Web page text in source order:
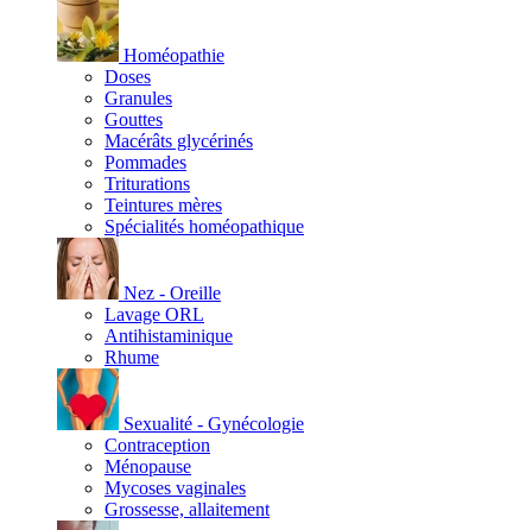
Homéopathie
Doses
Granules
Gouttes
Macérâts glycérinés
Pommades
Triturations
Teintures mères
Spécialités homéopathique
Nez - Oreille
Lavage ORL
Antihistaminique
Rhume
Sexualité - Gynécologie
Contraception
Ménopause
Mycoses vaginales
Grossesse, allaitement